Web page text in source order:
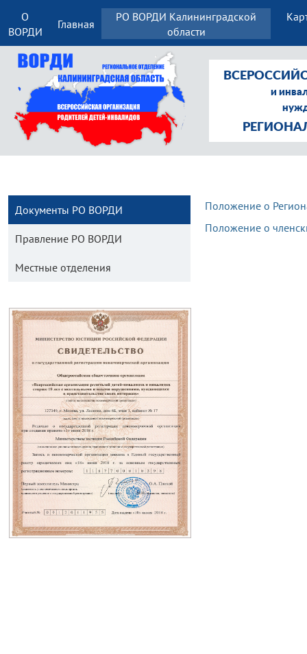
и
О
ВОРДИ
Главная
РО ВОРДИ Калининградской
области
Документы РО ВОРДИ
Правление РО ВОРДИ
Местные отделения
Положение о
Положение о